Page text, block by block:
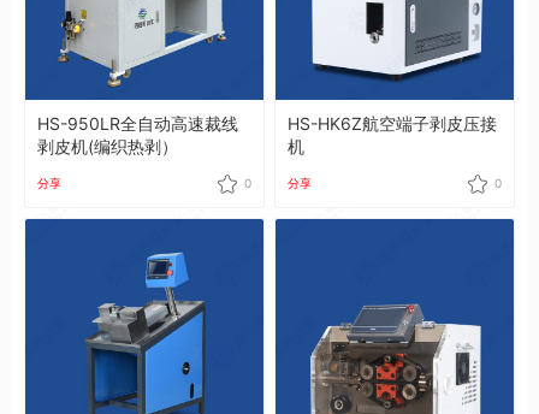
HS-950LR全自动高速裁线
剥皮机(编织热剥）
分享 0
HS-HK6Z航空端子剥皮压接
机
分享 0